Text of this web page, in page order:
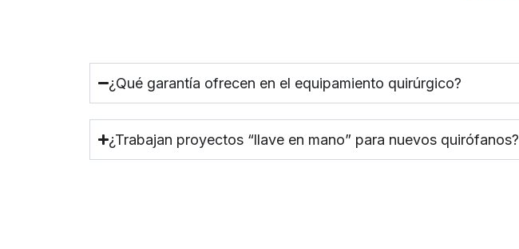
¿Qué garantía ofrecen en el equipamiento quirúrgico?
¿Trabajan proyectos “llave en mano” para nuevos quirófanos?